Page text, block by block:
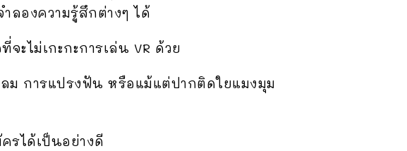
ลองความรู้สึกต่างๆ ได้
ะไม่เกะกะการเล่น VR ด้วย
ม การแปรงฟัน หรือแม้แต่ปากติดใยแมงมุม
รได้เป็นอย่างดี